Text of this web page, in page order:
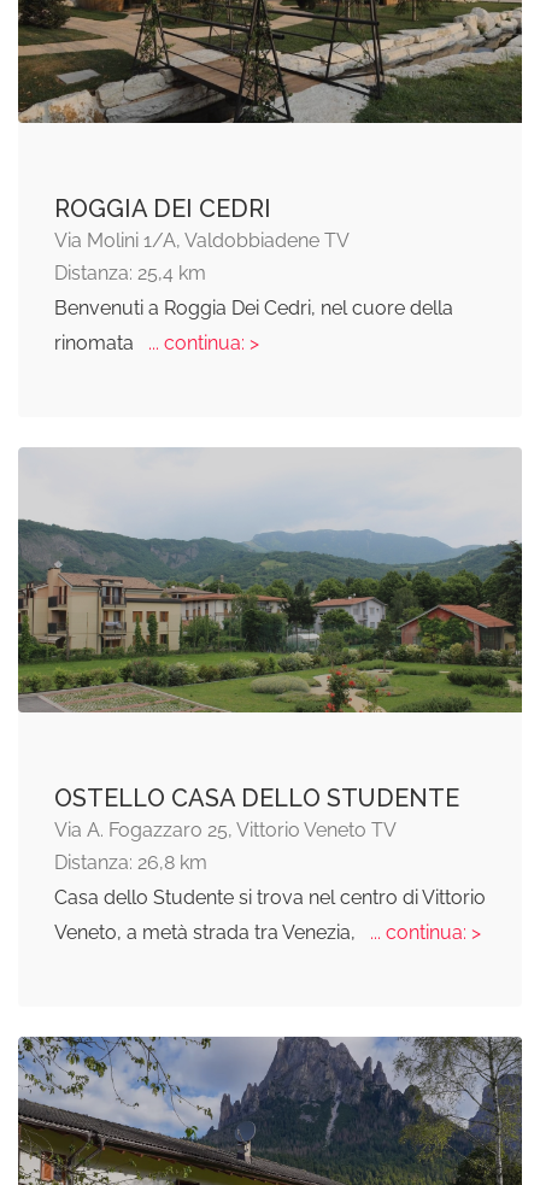
ROGGIA DEI CEDRI
Via Molini 1/A, Valdobbiadene TV
Distanza: 25,4 km
Benvenuti a Roggia Dei Cedri, nel cuore della
rinomata
... continua: >
OSTELLO CASA DELLO STUDENTE
Via A. Fogazzaro 25, Vittorio Veneto TV
Distanza: 26,8 km
Casa dello Studente si trova nel centro di Vittorio
Veneto, a metà strada tra Venezia,
... continua: >